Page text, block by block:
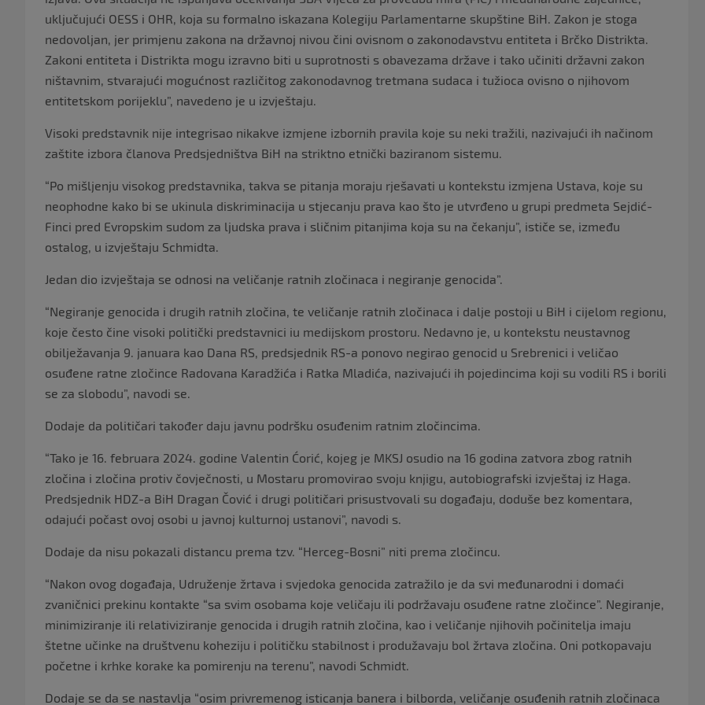
uključujući OESS i OHR, koja su formalno iskazana Kolegiju Parlamentarne skupštine BiH. Zakon je stoga
nedovoljan, jer primjenu zakona na državnoj nivou čini ovisnom o zakonodavstvu entiteta i Brčko Distrikta.
Zakoni entiteta i Distrikta mogu izravno biti u suprotnosti s obavezama države i tako učiniti državni zakon
ništavnim, stvarajući mogućnost različitog zakonodavnog tretmana sudaca i tužioca ovisno o njihovom
entitetskom porijeklu”, navedeno je u izvještaju.
Visoki predstavnik nije integrisao nikakve izmjene izbornih pravila koje su neki tražili, nazivajući ih načinom
zaštite izbora članova Predsjedništva BiH na striktno etnički baziranom sistemu.
“Po mišljenju visokog predstavnika, takva se pitanja moraju rješavati u kontekstu izmjena Ustava, koje su
neophodne kako bi se ukinula diskriminacija u stjecanju prava kao što je utvrđeno u grupi predmeta Sejdić-
Finci pred Evropskim sudom za ljudska prava i sličnim pitanjima koja su na čekanju”, ističe se, između
ostalog, u izvještaju Schmidta.
Jedan dio izvještaja se odnosi na veličanje ratnih zločinaca i negiranje genocida”.
“Negiranje genocida i drugih ratnih zločina, te veličanje ratnih zločinaca i dalje postoji u BiH i cijelom regionu,
koje često čine visoki politički predstavnici iu medijskom prostoru. Nedavno je, u kontekstu neustavnog
obilježavanja 9. januara kao Dana RS, predsjednik RS-a ponovo negirao genocid u Srebrenici i veličao
osuđene ratne zločince Radovana Karadžića i Ratka Mladića, nazivajući ih pojedincima koji su vodili RS i borili
se za slobodu”, navodi se.
Dodaje da političari također daju javnu podršku osuđenim ratnim zločincima.
“Tako je 16. februara 2024. godine Valentin Ćorić, kojeg je MKSJ osudio na 16 godina zatvora zbog ratnih
zločina i zločina protiv čovječnosti, u Mostaru promovirao svoju knjigu, autobiografski izvještaj iz Haga.
Predsjednik HDZ-a BiH Dragan Čović i drugi političari prisustvovali su događaju, doduše bez komentara,
odajući počast ovoj osobi u javnoj kulturnoj ustanovi”, navodi s.
Dodaje da nisu pokazali distancu prema tzv. “Herceg-Bosni” niti prema zločincu.
“Nakon ovog događaja, Udruženje žrtava i svjedoka genocida zatražilo je da svi međunarodni i domaći
zvaničnici prekinu kontakte “sa svim osobama koje veličaju ili podržavaju osuđene ratne zločince”. Negiranje,
minimiziranje ili relativiziranje genocida i drugih ratnih zločina, kao i veličanje njihovih počinitelja imaju
štetne učinke na društvenu koheziju i političku stabilnost i produžavaju bol žrtava zločina. Oni potkopavaju
početne i krhke korake ka pomirenju na terenu”, navodi Schmidt.
Dodaje se da se nastavlja “osim privremenog isticanja banera i bilborda, veličanje osuđenih ratnih zločinaca